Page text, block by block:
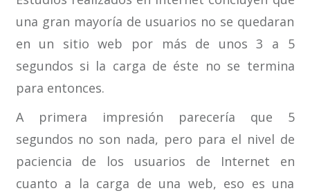
una gran mayoría de usuarios no se quedaran
en un sitio web por más de unos 3 a 5
segundos si la carga de éste no se termina
para entonces.
A primera impresión parecería que 5
segundos no son nada, pero para el nivel de
paciencia de los usuarios de Internet en
cuanto a la carga de una web, eso es una